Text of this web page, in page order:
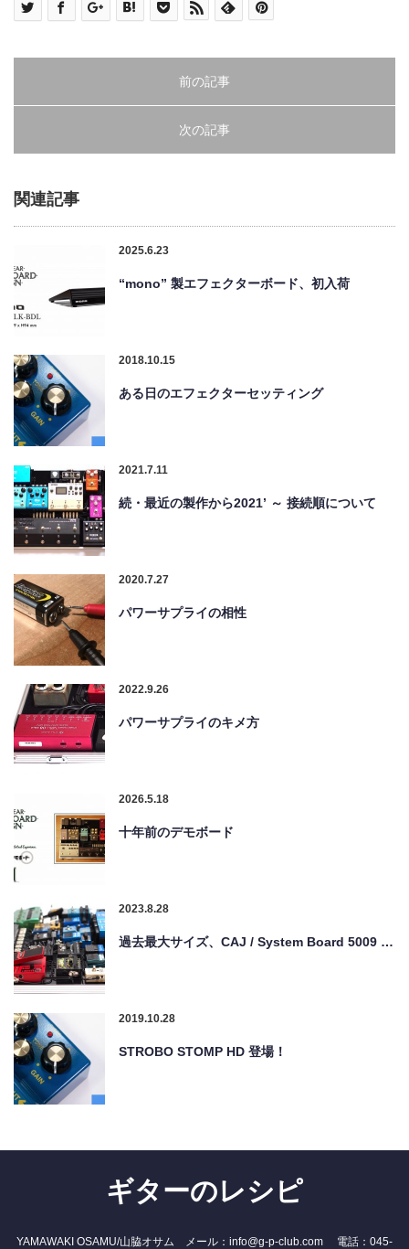
前の記事
次の記事
関連記事
2025.6.23
“mono” 製エフェクターボード、初入荷
2018.10.15
ある日のエフェクターセッティング
2021.7.11
続・最近の製作から2021’ ～ 接続順について
2020.7.27
パワーサプライの相性
2022.9.26
パワーサプライのキメ方
2026.5.18
十年前のデモボード
2023.8.28
過去最大サイズ、CAJ / System Board 5009 …
2019.10.28
STROBO STOMP HD 登場！
ギターのレシピ
YAMAWAKI OSAMU/山脇オサム メール：info@g-p-club.com 電話：045-